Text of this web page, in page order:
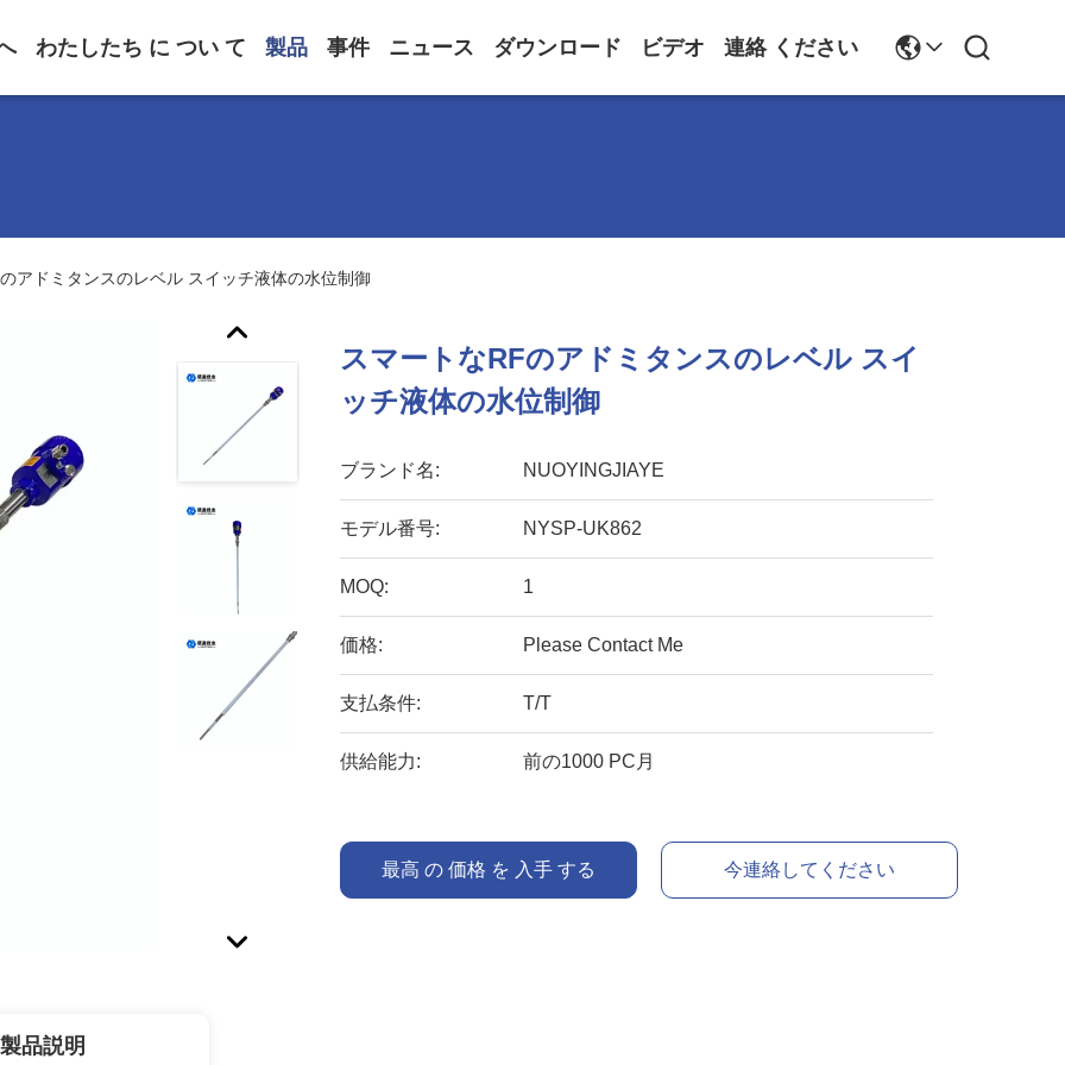
わたしたち に つい て 製品 事件 ニュース ダウンロード ビデオ 連絡 ください
アドミタンスのレベル スイッチ液体の水位制御
スマートなRFのアドミタンスのレベル スイ
ッチ液体の水位制御
ブランド名: NUOYINGJIAYE
モデル番号: NYSP-UK862
MOQ: 1
価格: Please Contact Me
支払条件: T/T
供給能力: 前の1000 PC月
最高 の 価格 を 入手 する 今連絡してください
製品説明